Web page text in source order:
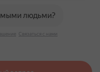
людьми?
Связаться с нами